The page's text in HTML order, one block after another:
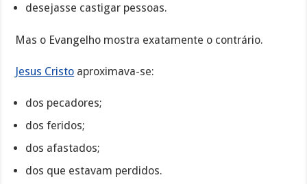
desejasse castigar pessoas.
Mas o Evangelho mostra exatamente o contrário.
Jesus Cristo aproximava-se:
dos pecadores;
dos feridos;
dos afastados;
dos que estavam perdidos.